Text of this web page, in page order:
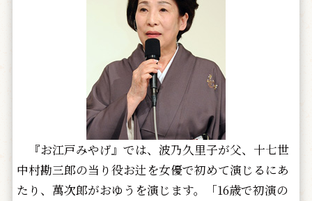
『お江戸みやげ』では、波乃久里子が父、十七世
中村勘三郎の当り役お辻を女優で初めて演じるにあ
たり、萬次郎がおゆうを演じます。「16歳で初演の